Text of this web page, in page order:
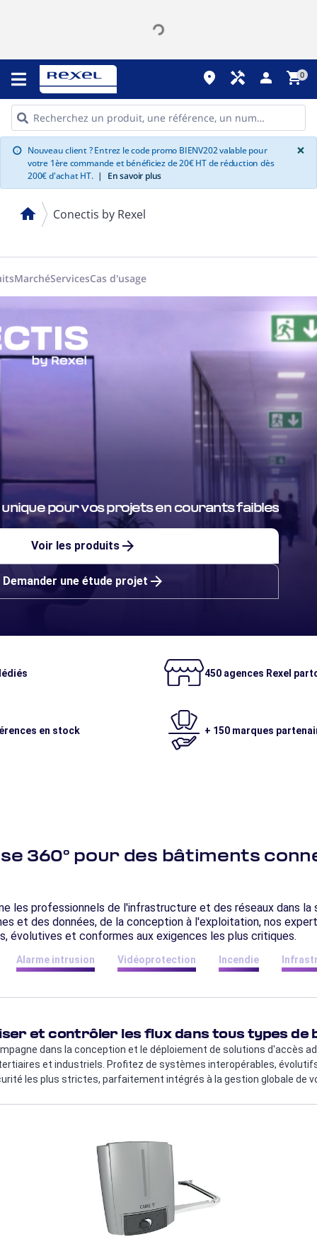
place handyman person shopping_cart0
info Nouveau client ? Entrez le code promo BIENV202 valable pour
votre 1ère commande et bénéficiez de 20€ HT de réduction dès
200€ d'achat HT. | En savoir plus
×
home Conectis by Rexel
MarchéServicesCas d'usage
pour vos projets en courants faibles
Voir les produitsarrow_forward
Demander une étude projet arrow_forward
450 agences Rexel
en stock + 150 marques
360° pour des bâtiments
les professionnels de l'infrastructure et des réseaux dans la
et des données, de la conception à l'exploitation, nos
évolutives et conformes aux exigences les plus critiques.
Alarme intrusion Vidéoprotection Incendie
et contrôler les flux dans tous types de
dans la conception et le déploiement de solutions d'accès
et industriels. Profitez de systèmes interopérables,
les plus strictes, parfaitement intégrés à la gestion globale de